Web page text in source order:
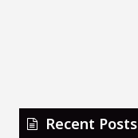
Recent Posts